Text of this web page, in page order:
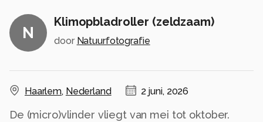
N
Klimopbladroller (zeldzaam)
door Natuurfotografie
Haarlem, Nederland 2 juni, 2026
De (micro)vlinder vliegt van mei tot oktober.